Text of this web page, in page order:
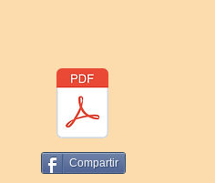
Compartir